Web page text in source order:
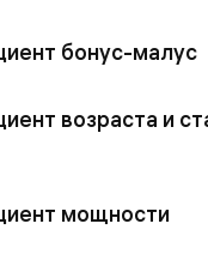
бонус-малус
возраста и
мощности